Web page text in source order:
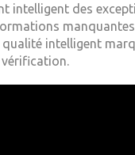
intelligent des
intelligent